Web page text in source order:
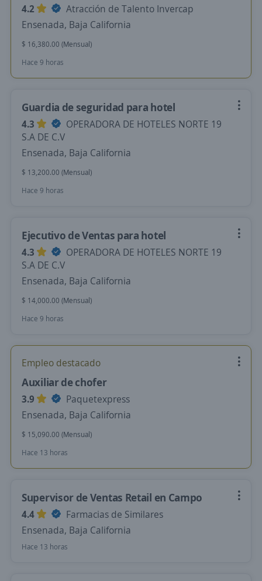
4.2
Atracción de Talento Invercap
Ensenada, Baja California
$ 16,380.00 (Mensual)
Hace 9 horas
Guardia de seguridad para hotel
4.3
OPERADORA DE HOTELES NORTE 19
S.A DE C.V
Ensenada, Baja California
$ 13,200.00 (Mensual)
Hace 9 horas
Ejecutivo de Ventas para hotel
4.3
OPERADORA DE HOTELES NORTE 19
S.A DE C.V
Ensenada, Baja California
$ 14,000.00 (Mensual)
Hace 9 horas
Empleo destacado
Auxiliar de chofer
3.9
Paquetexpress
Ensenada, Baja California
$ 15,090.00 (Mensual)
Hace 13 horas
Supervisor de Ventas Retail en Campo
4.4
Farmacias de Similares
Ensenada, Baja California
Hace 13 horas